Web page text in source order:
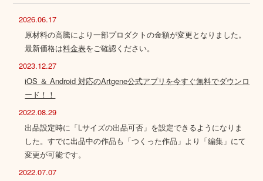
2026.06.17
原材料の高騰により一部プロダクトの金額が変更となりました。
最新価格は料金表をご確認ください。
2023.12.27
iOS ＆ Android 対応のArtgene公式アプリを今すぐ無料でダウンロ
ード！！
2022.08.29
出品設定時に「Lサイズの出品可否」を設定できるようになりま
した。すでに出品中の作品も「つくった作品」より「編集」にて
変更が可能です。
2022.07.07